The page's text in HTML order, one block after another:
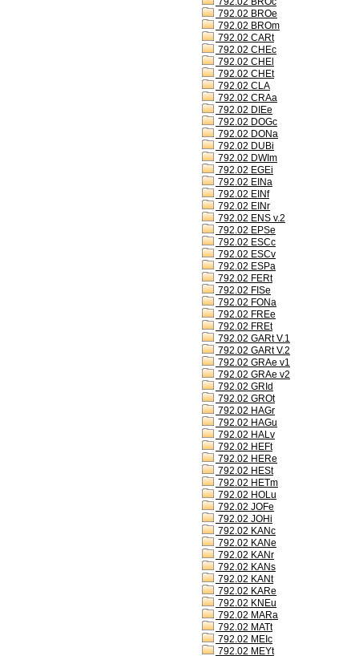
792.02 BROe
792.02 BROm
792.02 CARt
792.02 CHEc
792.02 CHEl
792.02 CHEt
792.02 CLA
792.02 CRAa
792.02 DIEe
792.02 DOGc
792.02 DONa
792.02 DUBi
792.02 DWIm
792.02 EGEi
792.02 EINa
792.02 EINf
792.02 EINr
792.02 ENS v.2
792.02 EPSe
792.02 ESCc
792.02 ESCv
792.02 ESPa
792.02 FERt
792.02 FISe
792.02 FONa
792.02 FREe
792.02 FREt
792.02 GARt V.1
792.02 GARt V.2
792.02 GRAe v1
792.02 GRAe v2
792.02 GRId
792.02 GROt
792.02 HAGr
792.02 HAGu
792.02 HALv
792.02 HEFt
792.02 HERe
792.02 HESt
792.02 HETm
792.02 HOLu
792.02 JOFe
792.02 JOHi
792.02 KANc
792.02 KANe
792.02 KANr
792.02 KANs
792.02 KANt
792.02 KARe
792.02 KNEu
792.02 MARa
792.02 MATt
792.02 MEIc
792.02 MEYt